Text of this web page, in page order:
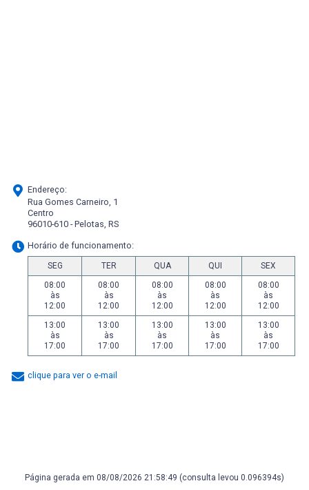
Endereço:
Rua Gomes Carneiro, 1
Centro
96010-610 - Pelotas, RS
Horário de funcionamento:
SEG TER QUA QUI
SEX
08:00
às
12:00
08:00
às
12:00
08:00
às
12:00
08:00
às
12:00
08:00
às
12:00
13:00
às
17:00
13:00
às
17:00
13:00
às
17:00
13:00
às
17:00
13:00
às
17:00
clique para ver o e-mail
Página gerada em 08/08/2026 21:58:49 (consulta levou 0.096394s)